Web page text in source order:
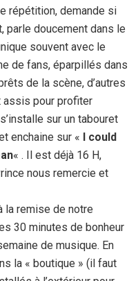
répétition, demande si
parle doucement dans le
souvent avec le
de fans, éparpillés dans
de la scène, d’autres
assis pour profiter
sur un tabouret
enchaine sur « I could
« . Il est déjà 16 H,
nous remercie et
la remise de notre
30 minutes de bonheur
de musique. En
la « boutique » (il faut